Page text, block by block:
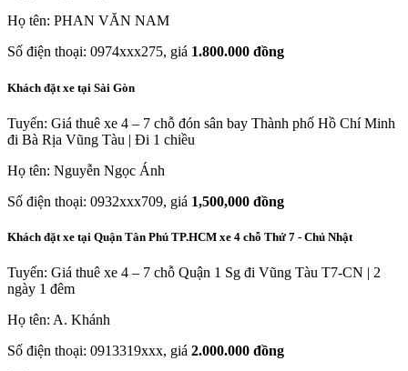
Họ tên: PHAN VĂN NAM
Số điện thoại: 0974xxx275, giá 1.800.000 đồng
Khách đặt xe tại Sài Gòn
Tuyến: Giá thuê xe 4 – 7 chỗ đón sân bay Thành phố Hồ Chí Minh
đi Bà Rịa Vũng Tàu | Đi 1 chiều
Họ tên: Nguyễn Ngọc Ánh
Số điện thoại: 0932xxx709, giá 1,500,000 đồng
Khách đặt xe tại Quận Tân Phú TP.HCM xe 4 chỗ Thứ 7 - Chủ Nhật
Tuyến: Giá thuê xe 4 – 7 chỗ Quận 1 Sg đi Vũng Tàu T7-CN | 2
ngày 1 đêm
Họ tên: A. Khánh
Số điện thoại: 0913319xxx, giá 2.000.000 đồng